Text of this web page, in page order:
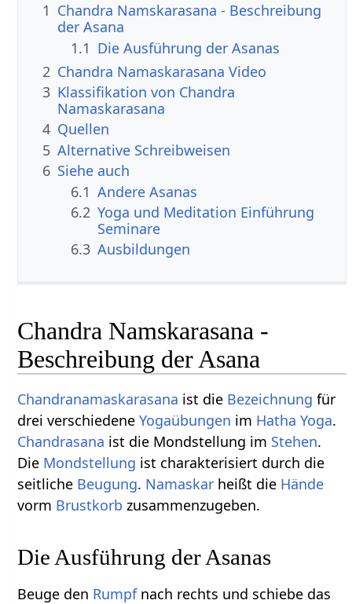
1 Chandra Namskarasana - Beschreibung
der Asana
1.1 Die Ausführung der Asanas
2 Chandra Namaskarasana Video
3 Klassifikation von Chandra
Namaskarasana
4 Quellen
5 Alternative Schreibweisen
6 Siehe auch
6.1 Andere Asanas
6.2 Yoga und Meditation Einführung
Seminare
6.3 Ausbildungen
Chandra Namskarasana -
Beschreibung der Asana
Chandranamaskarasana ist die Bezeichnung für
drei verschiedeneYogaübungen im Hatha Yoga.
Chandrasana ist die Mondstellung im Stehen.
Die Mondstellung ist charakterisiert durch die
seitliche Beugung. Namaskar heißt die Hände
vorm Brustkorb zusammenzugeben.
Die Ausführung der Asanas
Beuge den Rumpfnach rechts und schiebe das